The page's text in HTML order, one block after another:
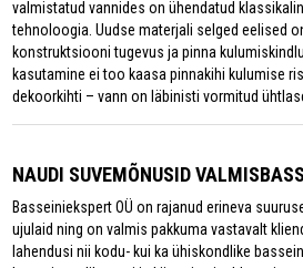
valmistatud vannides on ühendatud
tehnoloogia. Uudse materjali selged eelised
konstruktsiooni tugevus ja pinna
kasutamine ei too kaasa pinnakihi kulumise
dekoorkihti – vann on läbinisti vormitud
NAUDI SUVEMÕNUSID
Basseiniekspert OÜ on rajanud erineva
ujulaid ning on valmis pakkuma vastavalt
lahendusi nii kodu- kui ka ühiskondlike